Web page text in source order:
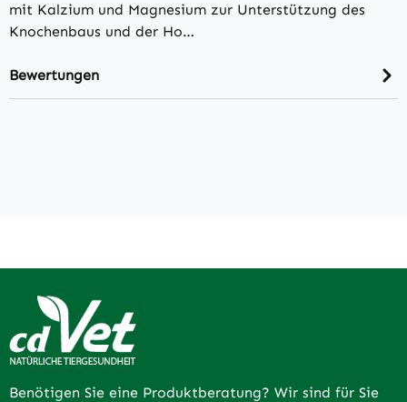
mit Kalzium und Magnesium zur Unterstützung des
Knochenbaus und der Ho…
Bewertungen
Benötigen Sie eine Produktberatung? Wir sind für Sie